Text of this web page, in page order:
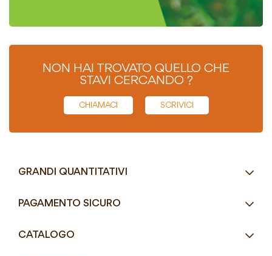
NON HAI TROVATO QUELLO CHE
STAVI CERCANDO ?
CHIAMACI SCRIVICI
GRANDI QUANTITATIVI
RICHIEDI UN PREVENTIVO
PAGAMENTO SICURO
CATALOGO